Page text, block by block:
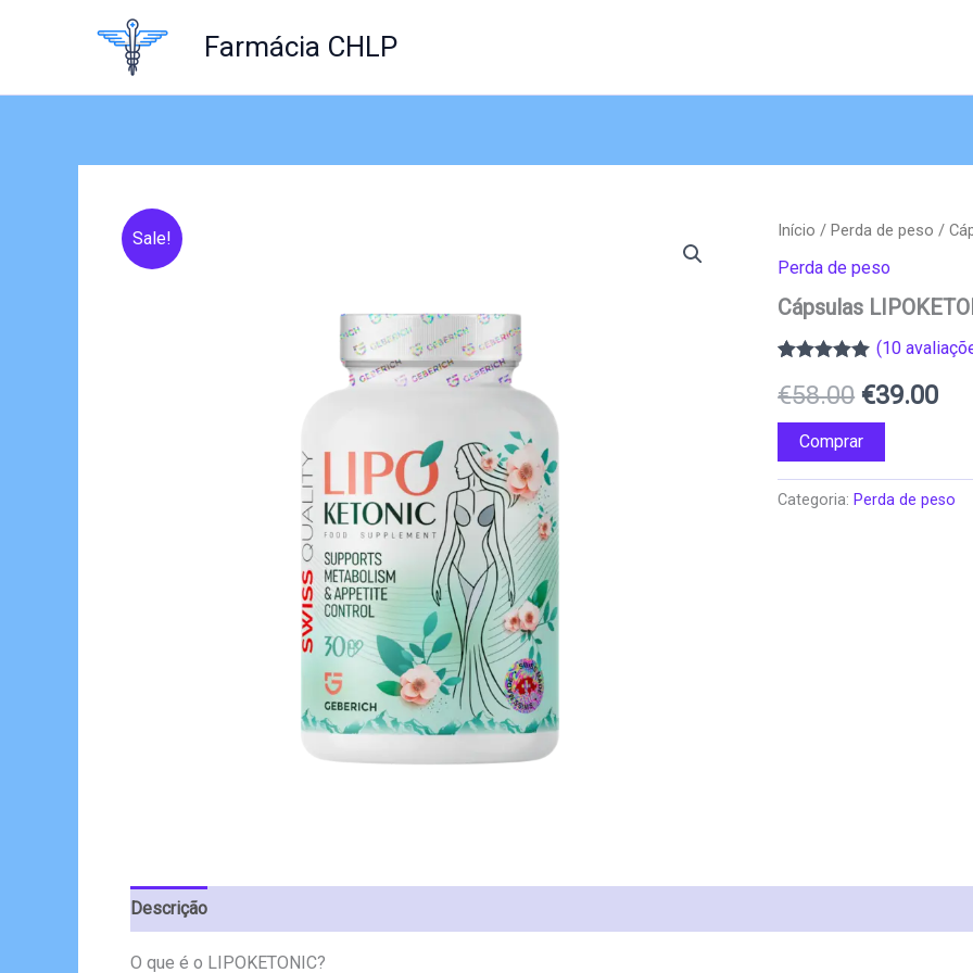
Farmácia CHLP
Sale! Início /Perda de peso /
Perda de peso
Cápsulas
com4.89em
5 com base
em
classificações
de clientes
(10
€58.00 O
preço
original
€39.00O
Comprar
Categoria: Perda de peso
Descrição
O que é o LIPOKETONIC?